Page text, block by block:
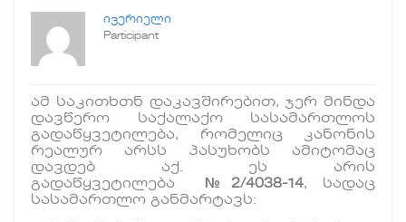
ივერიელი
Participant
ამ საკითხთნ დაკავშირებით, ჯერ მინდა
დავწერო საქალაქო სასამართლოს
გადაწყვეტილება, რომელიც კანონის
რეალურ არსს პასუხობს ამიტომაც
დავდებ აქ. ეს არის
გადაწყვეტილება №2/4038-14, სადაც
სასამართლო განმარტავს: